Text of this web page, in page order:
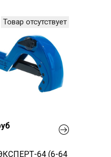
Товар отсутствует
64 (6-64